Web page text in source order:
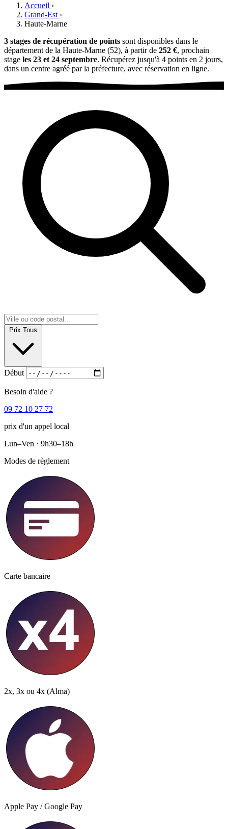
Accueil ›
Grand-Est ›
Haute-Marne
3 stages de récupération de points sont disponibles dans le
département de la Haute-Marne (52), à partir de 252 €, prochain
stage les 23 et 24 septembre. Récupérez jusqu'à 4 points en 2 jours,
dans un centre agréé par la préfecture, avec réservation en ligne.
Prix Tous
Début
Besoin d'aide ?
09 72 10 27 72
prix d'un appel local
Lun–Ven · 9h30–18h
Modes de règlement
Carte bancaire
2x, 3x ou 4x (Alma)
Apple Pay / Google Pay